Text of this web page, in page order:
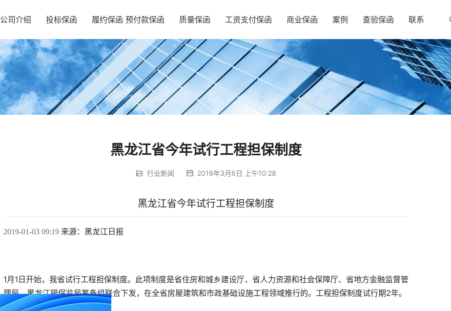
公司介绍 投标保函 履约保函 预付款保函 质量保函 工资支付保函 商业保函 案例 查验保函 联系
黑龙江省今年试行工程担保制度
行业新闻 2019年3月6日 上午10:28
黑龙江省今年试行工程担保制度
2019-01-03 09:19 来源：黑龙江日报
1月 1 日开始，我省试行工程担保制度。此项制度是省住房和城乡建设厅、省人力资源和社会保障厅、省地方金融监督管
理局、黑龙江银保监局筹备组联合下发，在全省房屋建筑和市政基础设施工程领域推行的。工程担保制度试行期2年。